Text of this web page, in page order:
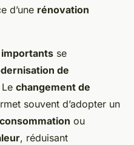
d’une rénovation
se
de
changement de
souvent d’adopter un
ou
, réduisant